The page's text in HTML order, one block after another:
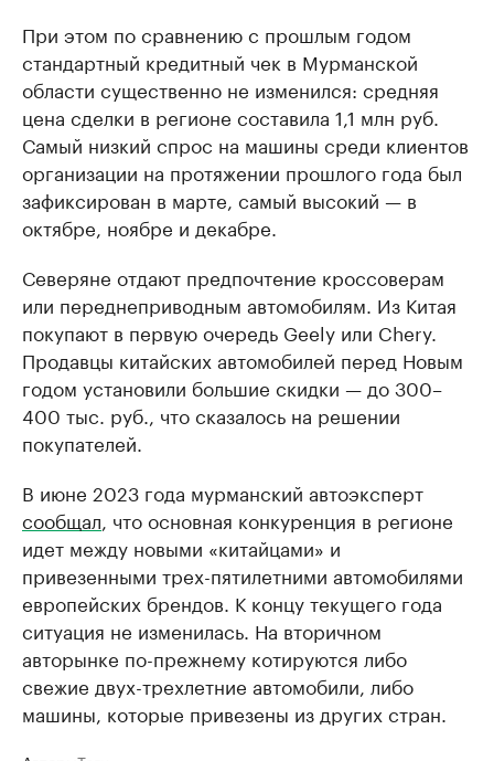
При этом по сравнению с прошлым годом
стандартный кредитный чек в Мурманской
области существенно не изменился: средняя
цена сделки в регионе составила 1,1 млн руб.
Самый низкий спрос на машины среди клиентов
организации на протяжении прошлого года был
зафиксирован в марте, самый высокий — в
октябре, ноябре и декабре.
Северяне отдают предпочтение кроссоверам
или переднеприводным автомобилям. Из Китая
покупают в первую очередь Geely или Chery.
Продавцы китайских автомобилей перед Новым
годом установили большие скидки — до 300–
400 тыс. руб., что сказалось на решении
покупателей.
В июне 2023 года мурманский автоэксперт
сообщал, что основная конкуренция в регионе
идет между новыми «китайцами» и
привезенными трех-пятилетними автомобилями
европейских брендов. К концу текущего года
ситуация не изменилась. На вторичном
авторынке по-прежнему котируются либо
свежие двух-трехлетние автомобили, либо
машины, которые привезены из других стран.